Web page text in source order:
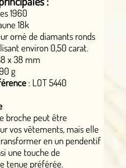
1960
18k
orné de diamants ronds
environ 0,50 carat.
x 38 mm
g
: LOT 5440
broche peut être
vos vêtements, mais elle
en un pendentif
une touche de
tenue préférée.